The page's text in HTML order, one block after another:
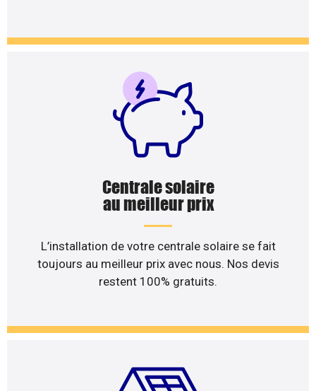
Centrale solaire
au meilleur prix
L’installation de votre centrale solaire se fait
toujours au meilleur prix avec nous. Nos devis
restent 100% gratuits.